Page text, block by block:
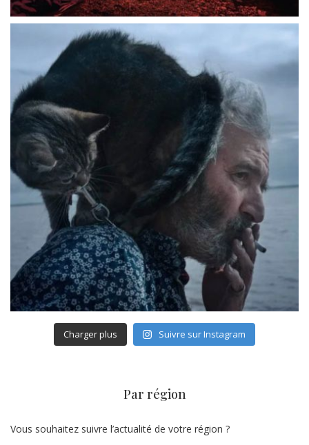
Charger plus Suivre sur Instagram
Par région
Vous souhaitez suivre l’actualité de votre région ?